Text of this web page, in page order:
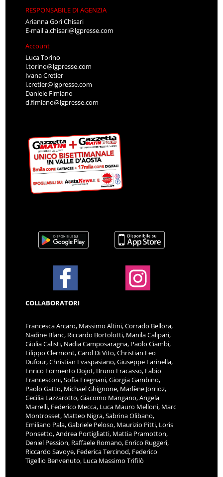
RESPONSABILE DI AGENZIA
Arianna Gori Chisari
E-maila.chisari@lgpresse.com
Account
Luca Torino
l.torino@lgpresse.com
Ivana Cretier
i.cretier@lgpresse.com
Daniele Fimiano
d.fimiano@lgpresse.com
COLLABORATORI
Francesca Arcaro, Massimo Altini, Corrado Bellora,
Nadine Blanc, Riccardo Bortolotti, Manila Calipari,
Giulia Calisti, Nadia Camposaragna, Paolo Ciambi,
Filippo Clermont, Carol Di Vito, Christian Leo
Dufour, Christian Evaspasiano, Giuseppe Farinella,
Enrico Formento Dojot, Bruno Fracasso, Fabio
Francesconi, Sofia Fregnani, Giorgia Gambino,
Paolo Gatto, Michael Ghignone, Marlène Jorrioz,
Cecilia Lazzarotto, Giacomo Mangano, Angela
Marrelli, Federico Mecca, Luca Mauro Melloni, Marc
Montrosset, Matteo Nigra, Sabrina Olibano,
Emiliano Pala, Gabriele Peloso, Maurizio Pitti, Loris
Ponsetto, Andrea Portigliatti, Mattia Pramotton,
Deniel Pession, Raffaele Romano, Enrico Ruggeri,
Riccardo Savoye, Federica Tercinod, Federico
Tigellio Benvenuto, Luca Massimo Trifilò